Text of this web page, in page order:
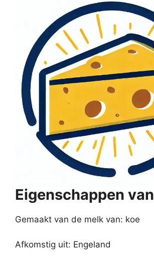
Eigenschappen
Gemaakt van de melk van: koe
Afkomstig uit: Engeland